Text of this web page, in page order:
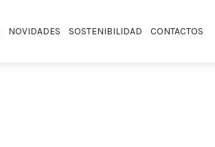
NOVIDADES SOSTENIBILIDAD CONTACTOS